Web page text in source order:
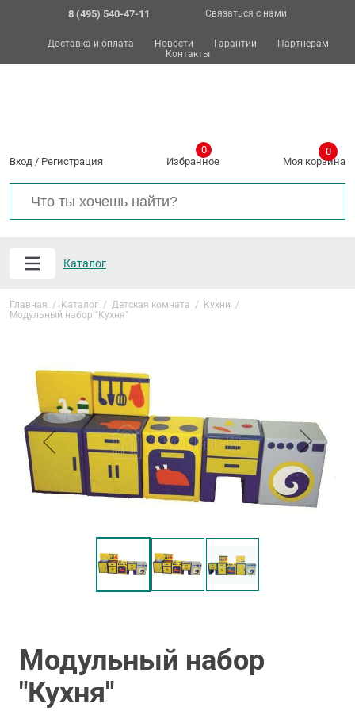
8 (495) 540-47-11 Связаться с нами
Доставка и оплата Новости Гарантии
Партнёрам
Контакты
Вход / Регистрация Избранное
0
Моя корзина
0
Каталог
Главная / Каталог / Детская комната / Кухни /
Модульный набор "Кухня"
Модульный набор
"Кухня"